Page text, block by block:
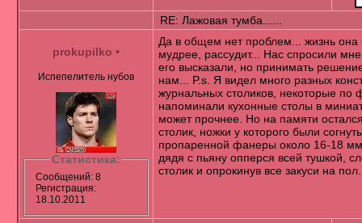
RE: Лажовая тумба......
prokupilko •
Испепелитель нубов
Статистика:
Сообщений: 8
Регистрация:
18.10.2011
Да в общем нет проблем... жизнь она
мудрее, рассудит... Нас спросили
его высказали, но принимать
нам... P.s. Я видел много разных
журнальных столиков, некоторые по
напоминали кухонные столы в
может прочнее. Но на памяти
столик, ножки у которого были
пропаренной фанеры около 16-18
дядя с пьяну опперся всей тушкой,
столик и опрокинув все закуси на